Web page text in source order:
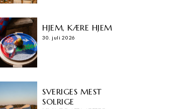
HJEM, KÆRE HJEM
30. juli 2026
SVERIGES MEST
SOLRIGE